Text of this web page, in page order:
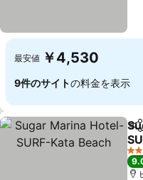
最安値 ￥4,530
9件のサイトの料金を表示
シ
4